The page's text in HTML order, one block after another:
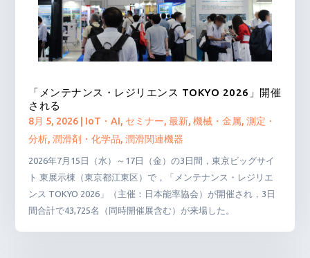
「メンテナンス・レジリエンス TOKYO 2026」開催
される
8月 5, 2026 IoT・AI, セミナー,最新,機械・金属,測定・
分析,潤滑剤・化学品,潤滑関連機器
2026年7月15日（水）～17日（金）の3日間，東京ビッグサイ
ト 東展示棟（東京都江東区）で，「メンテナンス・レジリエ
ンス TOKYO 2026」（主催：日本能率協会）が開催され，3日
間合計で43,725名（同時開催展含む）が来場した。